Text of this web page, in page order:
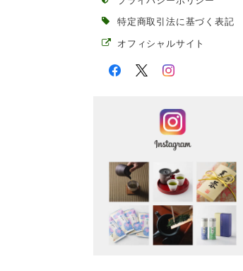
特定商取引法に基づく表記
オフィシャルサイト